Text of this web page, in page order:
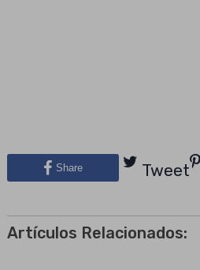
Share Tweet
Artículos Relacionados: